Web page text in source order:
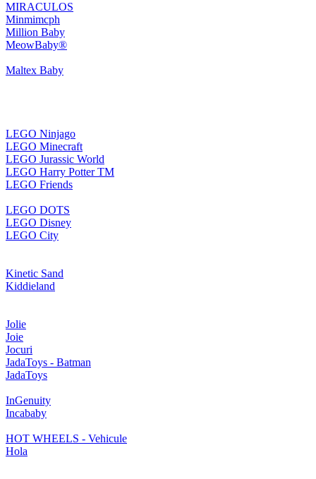
MIRACULOS
Minmimcph
Million Baby
MeowBaby®
Maltex Baby
LEGO Ninjago
LEGO Minecraft
LEGO Jurassic World
LEGO Harry Potter TM
LEGO Friends
LEGO DOTS
LEGO Disney
LEGO City
Kinetic Sand
Kiddieland
Jolie
Joie
Jocuri
JadaToys - Batman
JadaToys
InGenuity
Incababy
HOT WHEELS - Vehicule
Hola